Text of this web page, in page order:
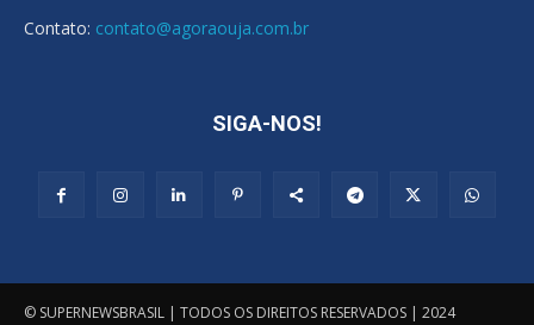
Contato: contato@agoraouja.com.br
SIGA-NOS!
© SUPERNEWSBRASIL | TODOS OS DIREITOS RESERVADOS | 2024